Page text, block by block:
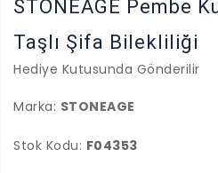
STONEAGE Pembe
Taşlı Şifa Bilekliliği
Hediye Kutusunda Gönderilir
Marka: STONEAGE
Stok Kodu: F04353